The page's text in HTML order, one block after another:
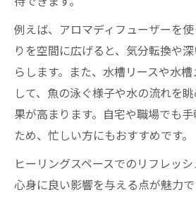
例えば、アロマディフューザーを
りを空間に広げると、気分転換や
らします。また、水槽リースや水
して、魚の泳ぐ様子や水の流れを
果が高まります。自宅や職場でも
ため、忙しい方にもおすすめです。
ヒーリングスペースでのリフレッ
心身に良い影響を与える点が魅力